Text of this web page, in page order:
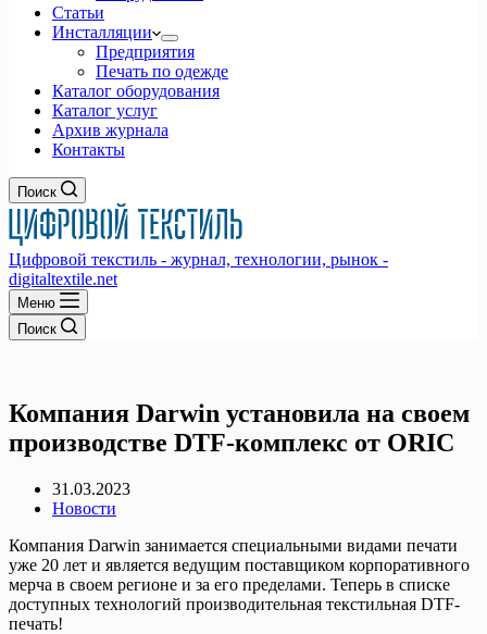
Статьи
Инсталляции
Предприятия
Печать по одежде
Каталог оборудования
Каталог услуг
Архив журнала
Контакты
Поиск
Цифровой текстиль - журнал, технологии, рынок -
digitaltextile.net
Меню
Поиск
Компания Darwin установила на своем
производстве DTF-комплекс от ORIC
31.03.2023
Новости
Компания Darwin занимается специальными видами печати
уже 20 лет и является ведущим поставщиком корпоративного
мерча в своем регионе и за его пределами. Теперь в списке
доступных технологий производительная текстильная DTF-
печать!